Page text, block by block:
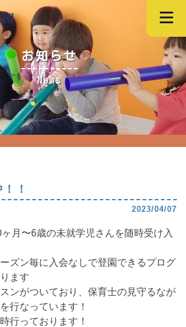
お知らせ
News
！
2023/04/07
月〜6歳の未就学児さんを随時受け入
ズン毎に入会なしで登園できるプログ
ます
ンがついており、保育士の見守るなが
行なっています！
行っております！